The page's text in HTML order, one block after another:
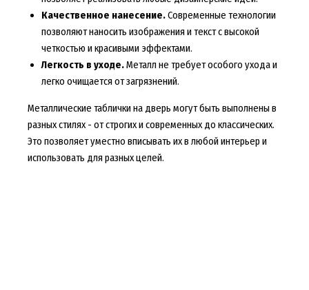
Качественное нанесение.Современные технологии
позволяют наносить изображения и текст с высокой
четкостью и красивыми эффектами.
Легкость в уходе.Металл не требует особого ухода и
легко очищается от загрязнений.
Металлические таблички на дверь могут быть выполнены в
разных стилях - от строгих и современных до классических.
Это позволяет уместно вписывать их в любой интерьер и
использовать для разных целей.